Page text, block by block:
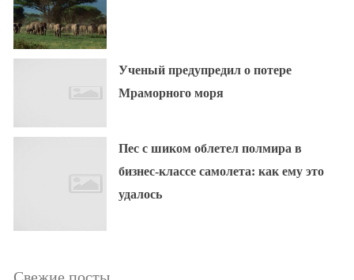
Ученый предупредил о потере
Мраморного моря
Пес с шиком облетел полмира в
бизнес-классе самолета: как ему это
удалось